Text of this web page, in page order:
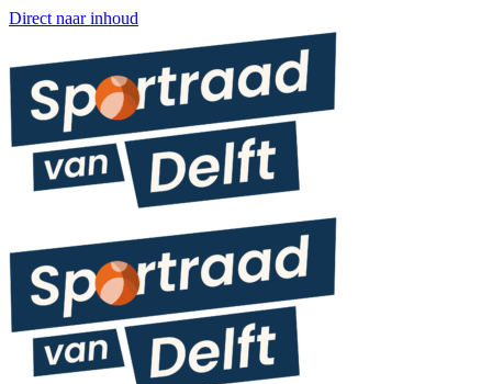
Direct naar inhoud